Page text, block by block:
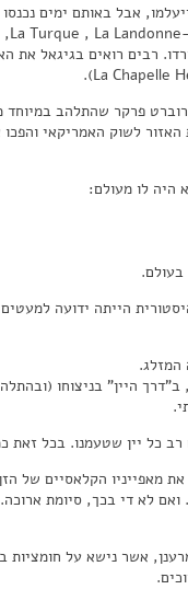
רבים רואים בגיגאל
פרקר שהתלהב במיוחד
לשוק האמריקאי
הייתה ידועה
המזלג.
היין" בניצוחו
כל יין שטעמנו. בכל זאת
את מאפייניו הקלאסיים
לא די בכך, סיומת
אשר נישא על חומציות